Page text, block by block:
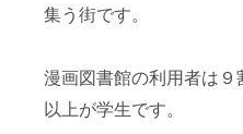
集う街です。
漫画図書館の利用者は９
以上が学生です。